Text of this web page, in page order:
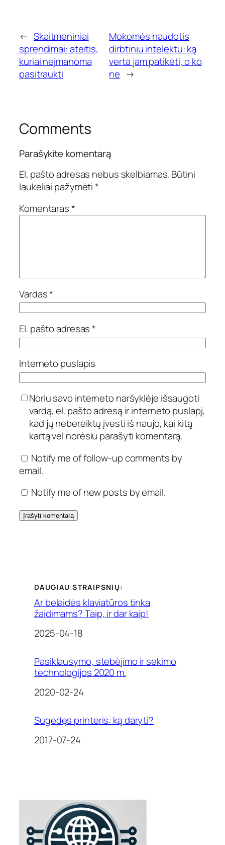
← Skaitmeniniai
sprendimai: ateitis,
kuriai neįmanoma
pasitraukti
Mokomės naudotis
dirbtiniu intelektu: ką
verta jam patikėti, o ko
ne →
Comments
Parašykite komentarą
El. pašto adresas nebus skelbiamas.Būtini
laukeliai pažymėti*
Komentaras*
Vardas*
El. pašto adresas*
Interneto puslapis
Noriu savo interneto naršyklėje išsaugoti
vardą, el. pašto adresą ir interneto puslapį,
kad jų nebereiktų įvesti iš naujo, kai kitą
kartą vėl norėsiu parašyti komentarą.
Notify me of follow-up comments by
email.
Notify me of new posts by email.
DAUGIAU STRAIPSNIŲ:
Ar belaidės klaviatūros tinka
žaidimams? Taip, ir dar kaip!
Date
2025-04-18
Pasiklausymo, stebėjimo ir sekimo
technologijos 2020 m.
Date
2020-02-24
Sugedęs printeris: ką daryti?
Date
2017-07-24